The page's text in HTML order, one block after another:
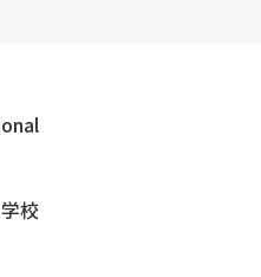
校